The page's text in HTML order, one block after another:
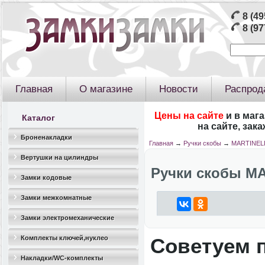
8
8
Главная О магазине Новости
Каталог
Броненакладки
Вертушки на цилиндры
Замки кодовые
Замки межкомнатные
Замки электромеханические
Комплекты ключей,нуклео
Накладки/WC-комплекты
Цены на сайте и в
на сайте,
Главная→ Ручки скобы→
Ручки скобы
Советуем